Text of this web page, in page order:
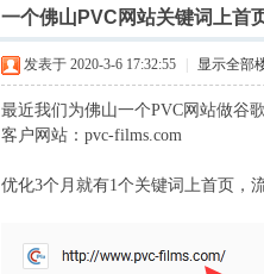
›
一个佛山PVC网站关键词上首
发表于 2020-3-6 17:32:55 显示全部
最近我们为佛山一个PVC网站做谷
客户网站：pvc-films.com
优化3个月就有1个关键词上首页，